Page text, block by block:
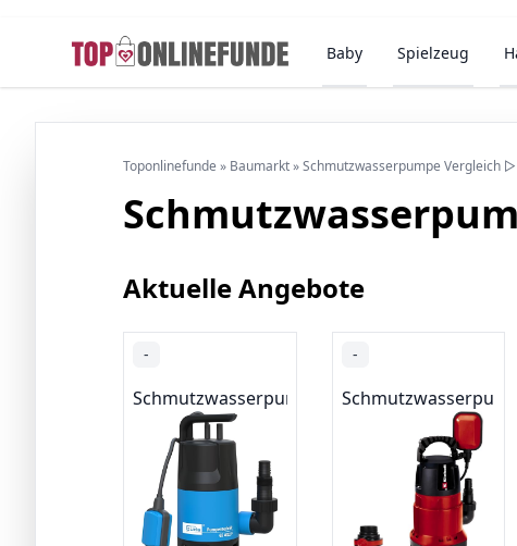
Baby Spielzeug
Toponlinefunde » Baumarkt»Schmutzwasserpumpe Vergleich
Aktuelle Angebote
-
Schmutzwasserpumpen
-